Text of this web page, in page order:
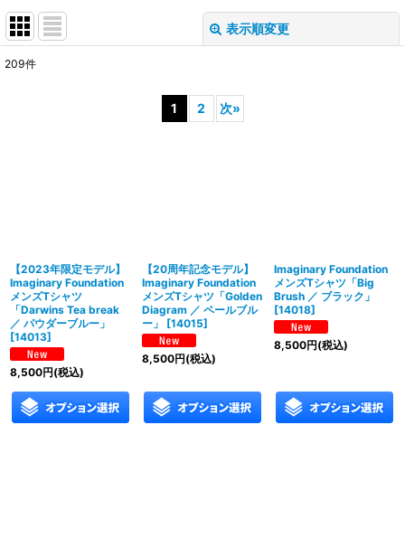
表示順変更
209件
1 2 次»
【2023年限定モデル】
Imaginary Foundation
メンズTシャツ
「Darwins Tea break
／ パウダーブルー」
[14013]
8,500円(税込)
【20周年記念モデル】
Imaginary Foundation
メンズTシャツ「Golden
Diagram ／ ペールブル
ー」
[14015]
8,500円(税込)
Imaginary Foundation
メンズTシャツ「Big
Brush ／ ブラック」
[14018]
8,500円(税込)